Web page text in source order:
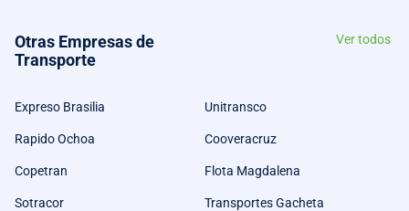
Otras Empresas de
Transporte
Ver todos
Expreso Brasilia Unitransco
Rapido Ochoa Cooveracruz
Copetran Flota Magdalena
Sotracor Transportes Gacheta